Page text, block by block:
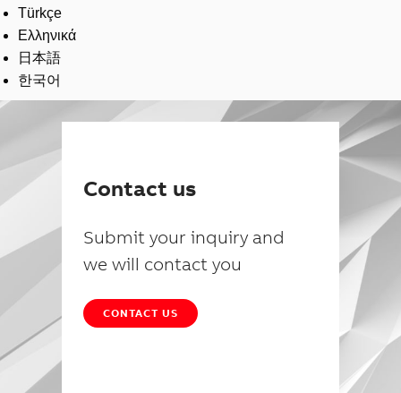
Türkçe
Ελληνικά
日本語
한국어
Contact us
Submit your inquiry and
we will contact you
CONTACT US